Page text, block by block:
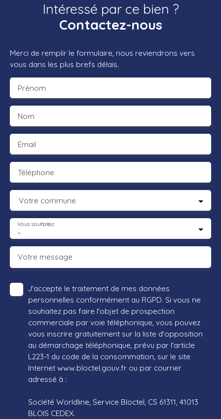
Intéressé par ce bien ?
Contactez-nous
Merci de remplir le formulaire, nous reviendrons vers
vous dans les plus brefs délais.
Prénom
Nom
Email
Téléphone
Votre commune
-
Vous souhaitez
Votre message
J'accepte le traitement de mes données
personnelles conformément au RGPD. Si vous ne
souhaitez pas faire l'objet de prospection
commerciale par voie téléphonique, vous pouvez
vous inscrire gratuitement sur la liste d'opposition
au démarchage téléphonique, prévu par l'article
L223-1 du code de la consommation, sur le site
Internet www.bloctel.gouv.fr ou par courrier
adressé à :
Société Worldline, Service Bloctel, CS 61311, 41013
BLOIS CEDEX.